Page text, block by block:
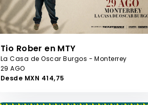
Tio Rober en MTY
La Casa de Oscar Burgos - Monterrey
29 AGO
Desde MXN 414,75